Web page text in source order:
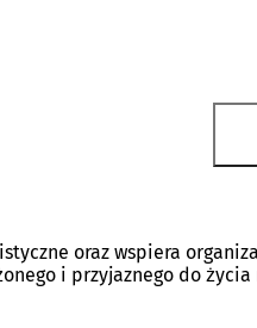
oraz wspiera
i przyjaznego do